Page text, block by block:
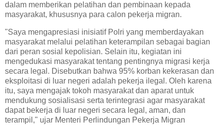
dalam memberikan pelatihan dan pembinaan kepada
masyarakat, khususnya para calon pekerja migran.
"Saya mengapresiasi inisiatif Polri yang memberdayakan
masyarakat melalui pelatihan keterampilan sebagai bagian
dari peran sosial kepolisian. Selain itu, kegiatan ini
mengedukasi masyarakat tentang pentingnya migrasi kerja
secara legal. Disebutkan bahwa 95% korban kekerasan dan
eksploitasi di luar negeri adalah pekerja ilegal. Oleh karena
itu, saya mengajak tokoh masyarakat dan aparat untuk
mendukung sosialisasi serta terintegrasi agar masyarakat
dapat bekerja di luar negeri secara legal, aman, dan
terampil," ujar Menteri Perlindungan Pekerja Migran